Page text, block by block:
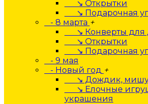
↘ Открытки
↘ Подарочная
- 8 марта +
↘ Конверты для
↘ Открытки
↘ Подарочная
- 9 мая
- Новый год +
↘ Дождик,
↘ Елочные
украшения